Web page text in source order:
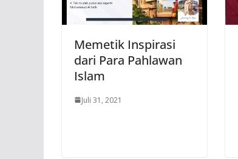
Memetik Inspirasi
dari Para Pahlawan
Islam
Juli 31, 2021